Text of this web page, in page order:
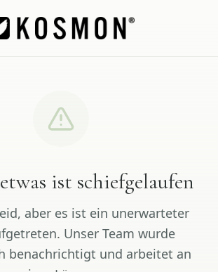
ist schiefgelaufen
aber es ist ein unerwarteter
Unser Team wurde
benachrichtigt und arbeitet an